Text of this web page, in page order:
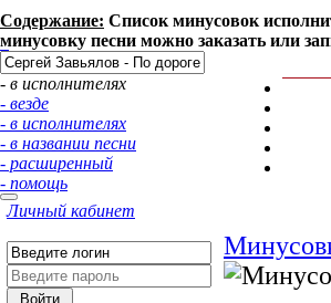
Содержание: Список минусовок
минусовку песни можно заказать или
- в исполнителях
- везде
- в исполнителях
- в названии песни
- расширенный
- помощь
Личный кабинет